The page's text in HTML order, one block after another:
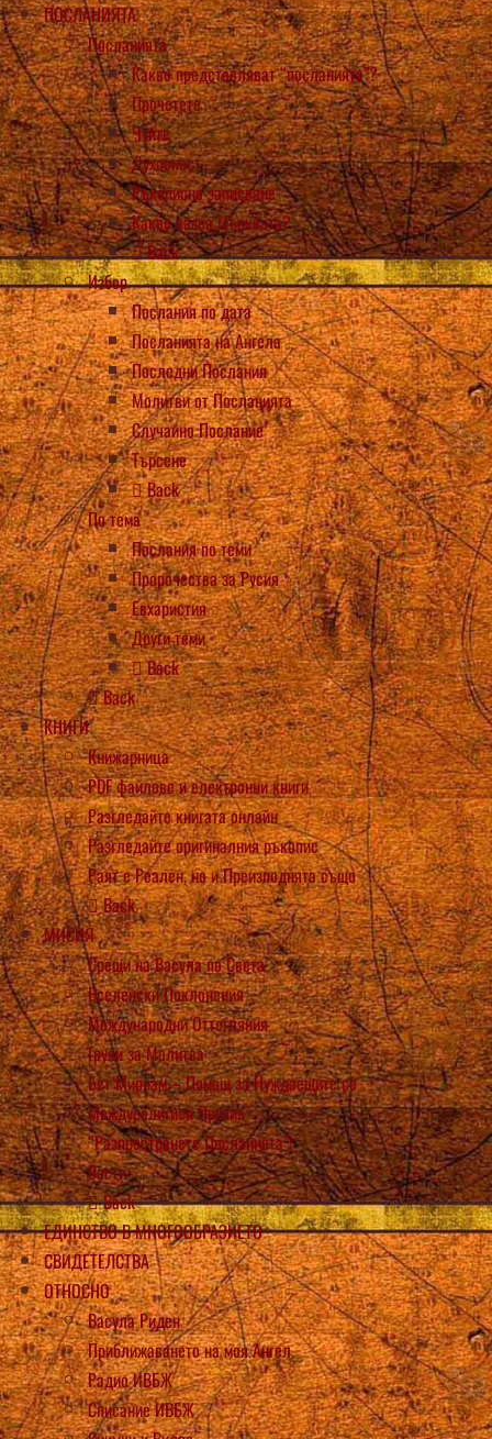
ПОСЛАНИЯТА
Посланията
Какво представляват “посланията”?
Прочетете
Чуйте
Духовност
Ръкописно записване
Какво казва Църквата?
Back
Избор
Послания по дата
Посланията на Ангела
Последни Послания
Молитви от Посланията
Случайно Послание
Търсене
Back
По тема
Послания по теми
Пророчества за Русия
Евхаристия
Други теми
Back
Back
КНИГИ
Книжарница
PDF файлове и електронни книги
Разгледайте книгата онлайн
Разгледайте оригиналния ръкопис
Раят е Реален, но и Преизподнята също
Back
МИСИЯ
Срещи на Васула по Света
Вселенски Поклонения
Международни Оттегляния
Групи за Молитва
Бет Мириам – Помощ за Нуждаещите се
Междурелигиен Призив
“Разпространете Посланията”!
Вести
Back
ЕДИНСТВО В МНОГООБРАЗИЕТО
СВИДЕТЕЛСТВА
ОТНОСНО
Васула Риден
Приближаването на моя Ангел
Радио ИВБЖ
Списание ИВБЖ